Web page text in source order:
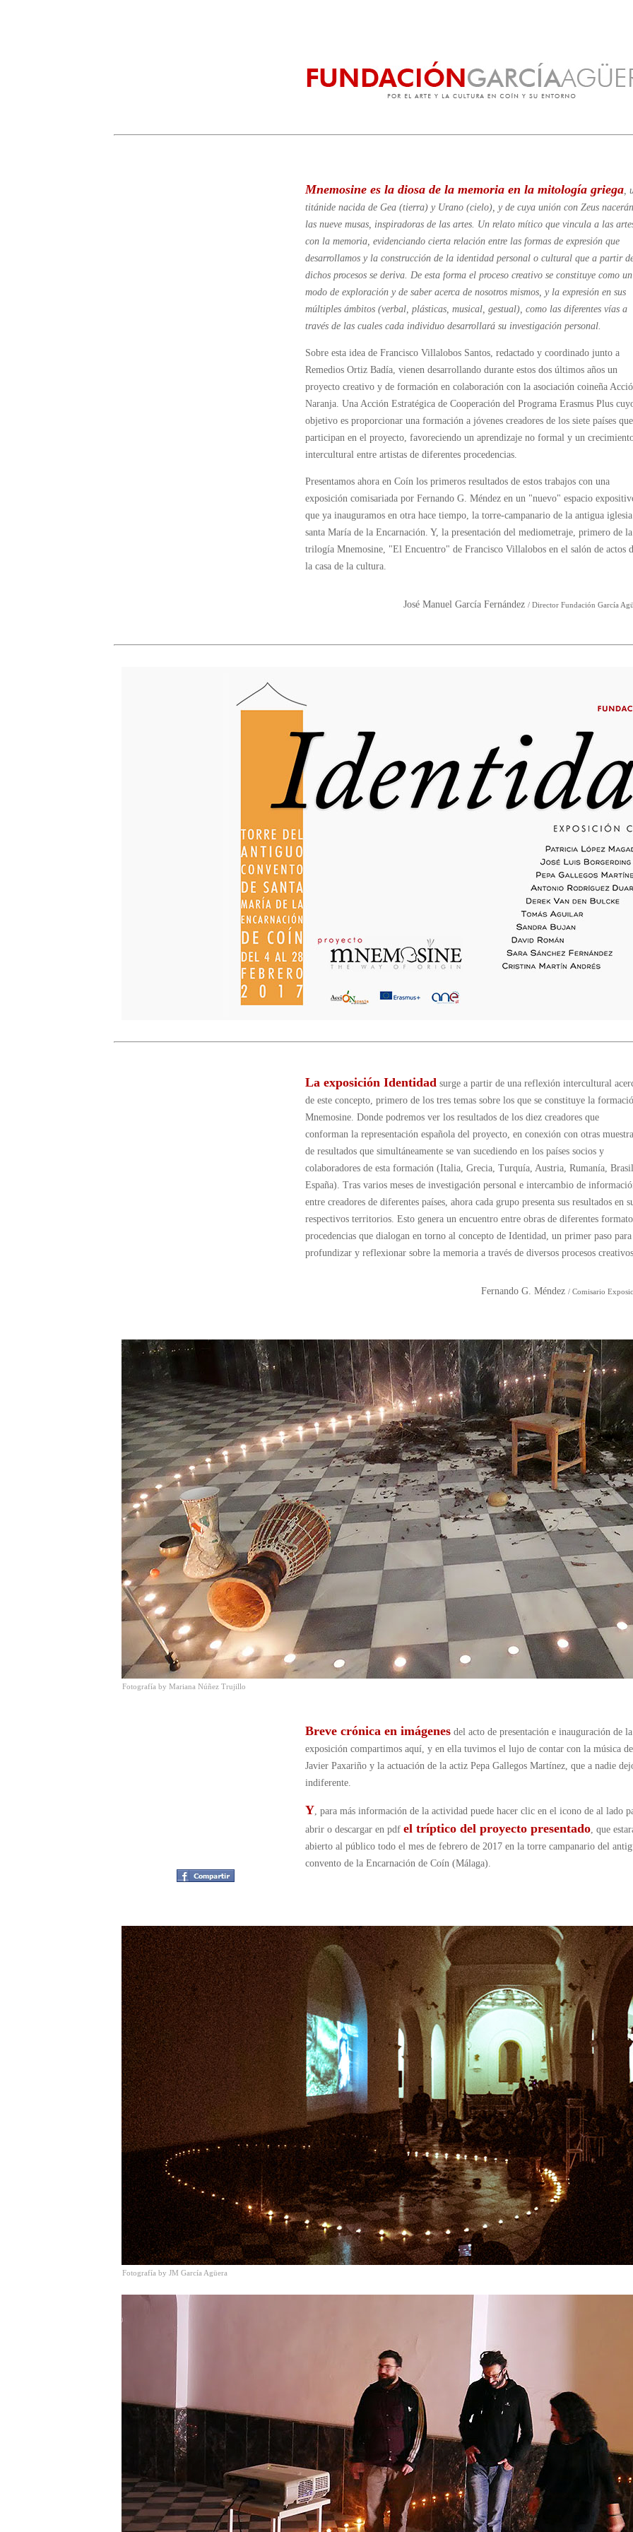
Mnemosine es la diosa de la memoria en la mitología griega,
titánide nacida de Gea (tierra) y Urano (cielo), y de cuya unión con Zeus nacerán
las nueve musas, inspiradoras de las artes. Un relato mítico que vincula a las
con la memoria, evidenciando cierta relación entre las formas de expresión que
desarrollamos y la construcción de la identidad personal o cultural que a partir
dichos procesos se deriva. De esta forma el proceso creativo se constituye como un
modo de exploración y de saber acerca de nosotros mismos, y la expresión en sus
múltiples ámbitos (verbal, plásticas, musical, gestual), como las diferentes vías a
través de las cuales cada individuo desarrollará su investigación personal.
Sobre esta idea de Francisco Villalobos Santos, redactado y coordinado junto a
Remedios Ortiz Badía, vienen desarrollando durante estos dos últimos años un
proyecto creativo y de formación en colaboración con la asociación coineña
Naranja. Una Acción Estratégica de Cooperación del Programa Erasmus Plus
objetivo es proporcionar una formación a jóvenes creadores de los siete países que
participan en el proyecto, favoreciendo un aprendizaje no formal y un
intercultural entre artistas de diferentes procedencias.
Presentamos ahora en Coín los primeros resultados de estos trabajos con una
exposición comisariada por Fernando G. Méndez en un "nuevo" espacio
que ya inauguramos en otra hace tiempo, la torre-campanario de la antigua
santa María de la Encarnación. Y, la presentación del mediometraje, primero de la
trilogía Mnemosine, "El Encuentro" de Francisco Villalobos en el salón de actos
la casa de la cultura.
José Manuel García Fernández / Director Fundación García
La exposición Identidad surge a partir de una reflexión intercultural
de este concepto, primero de los tres temas sobre los que se constituye la
Mnemosine. Donde podremos ver los resultados de los diez creadores que
conforman la representación española del proyecto, en conexión con otras
de resultados que simultáneamente se van sucediendo en los países socios y
colaboradores de esta formación (Italia, Grecia, Turquía, Austria, Rumanía,
España). Tras varios meses de investigación personal e intercambio de
entre creadores de diferentes países, ahora cada grupo presenta sus resultados en
respectivos territorios. Esto genera un encuentro entre obras de diferentes
procedencias que dialogan en torno al concepto de Identidad, un primer paso para
profundizar y reflexionar sobre la memoria a través de diversos procesos
Fernando G. Méndez / Comisario
Fotografía by Mariana Núñez Trujillo
Breve crónica en imágenes del acto de presentación e inauguración de la
exposición compartimos aquí, y en ella tuvimos el lujo de contar con la música de
Javier Paxariño y la actuación de la actiz Pepa Gallegos Martínez, que a nadie
indiferente.
Y, para más información de la actividad puede hacer clic en el icono de al lado
abrir o descargar en pdf el tríptico del proyecto presentado, que
abierto al público todo el mes de febrero de 2017 en la torre campanario del
convento de la Encarnación de Coín (Málaga).
Fotografía by JM García Agüera